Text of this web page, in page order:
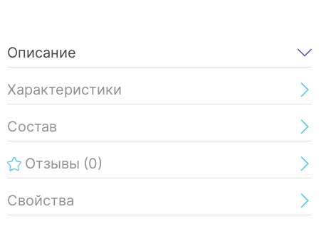
Описание
Характеристики
Состав
Отзывы (0)
Свойства